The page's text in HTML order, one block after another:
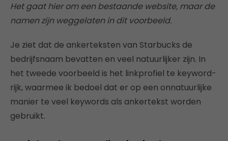
Het gaat hier om een bestaande website, maar de
namen zijn weggelaten in dit voorbeeld.
Je ziet dat de ankerteksten van Starbucks de
bedrijfsnaam bevatten en veel natuurlijker zijn. In
het tweede voorbeeld is het linkprofiel te keyword-
rijk, waarmee ik bedoel dat er op een onnatuurlijke
manier te veel keywords als ankertekst worden
gebruikt.